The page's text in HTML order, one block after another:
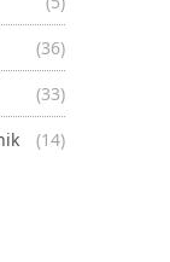
(36)
(33)
(14)